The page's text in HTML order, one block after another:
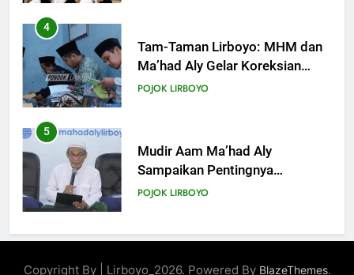
5
Mudir Aam Ma’had Aly
Sampaikan Pentingnya
Mempelajari Ilmu Hadis Dalam
POJOK LIRBOYO
6
Dauroh Ilmiah Ma’had Aly
Lirboyo Bahas Metode
Ahlusunnah dalam
POJOK LIRBOYO
7
Copyright By | Lirboyo_2026. Powered By BlazeThemes.